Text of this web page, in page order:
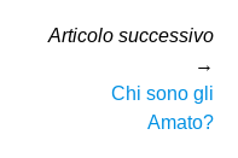
Articolo successivo
→
Chi sono gli
Amato?